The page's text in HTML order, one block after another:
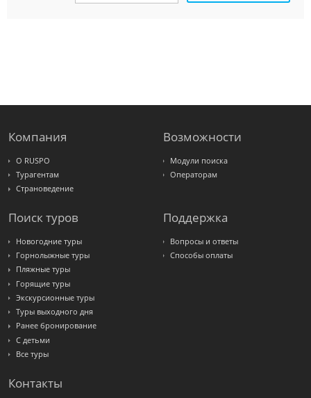
Интурист
Компания
О RUSPO
Турагентам
Страноведение
Возможности
Модули поиска
Операторам
Поиск туров
Новогодние туры
Горнолыжные туры
Пляжные туры
Горящие туры
Экскурсионные туры
Туры выходного дня
Ранее бронирование
С детьми
Все туры
Поддержка
Вопросы и ответы
Способы оплаты
Контакты